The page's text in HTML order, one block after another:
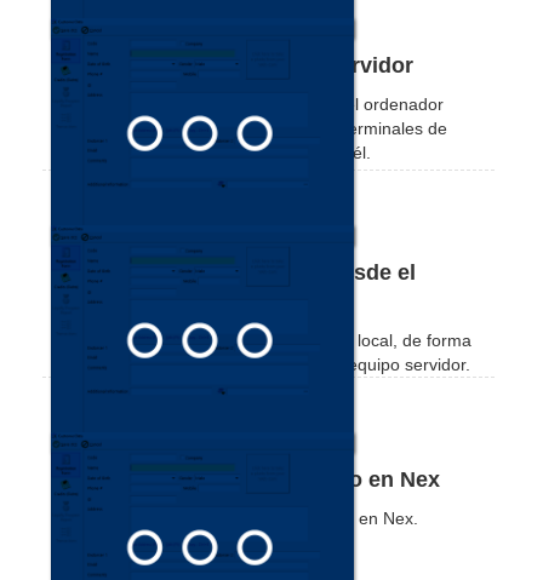
Cómo comprobar la IP del servidor
Vea lo sencillo que es consultar la IP del ordenador
servidor, permitiendo configurar otros terminales de
servicio de la tienda para conectarse a él.
Cómo localizar el servidor desde el
NexAdmin en la terminal
Vea cómo localizar el servidor en la red local, de forma
automática o desde la dirección IP del equipo servidor.
Cómo crear un nuevo registro en Nex
Vea aquí cómo registrarse nuevamente en Nex.